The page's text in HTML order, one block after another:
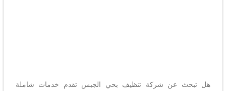
هل تبحث عن شركة تنظيف بحي الجبس تقدم خدمات شاملة